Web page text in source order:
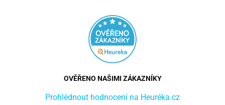
OVĚŘENO NAŠIMI ZÁKAZNÍKY
Prohlédnout hodnocení na Heuréka.cz